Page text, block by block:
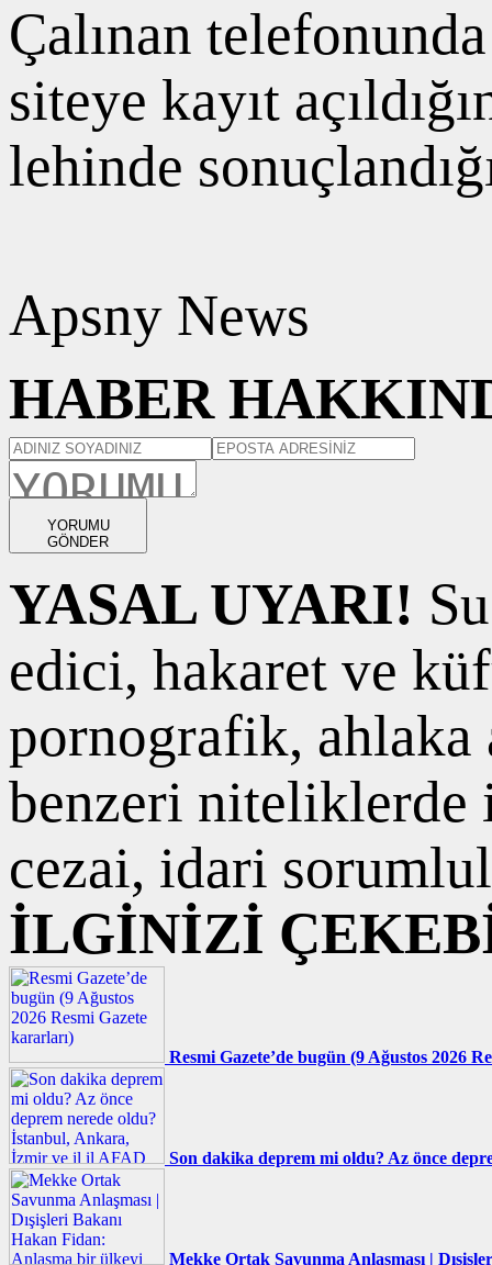
Çalınan
siteye kayıt
lehinde
Apsny News
HABER
YORUMU
GÖNDER
YASAL UYARI!
edici, hakaret ve
pornografik, ahlaka
benzeri niteliklerde
cezai, idari
İLGİNİZİ
Resmi Gazete’de bugün (9 Ağustos 2026
Son dakika deprem mi oldu? Az önce
Mekke Ortak Savunma Anlaşması |